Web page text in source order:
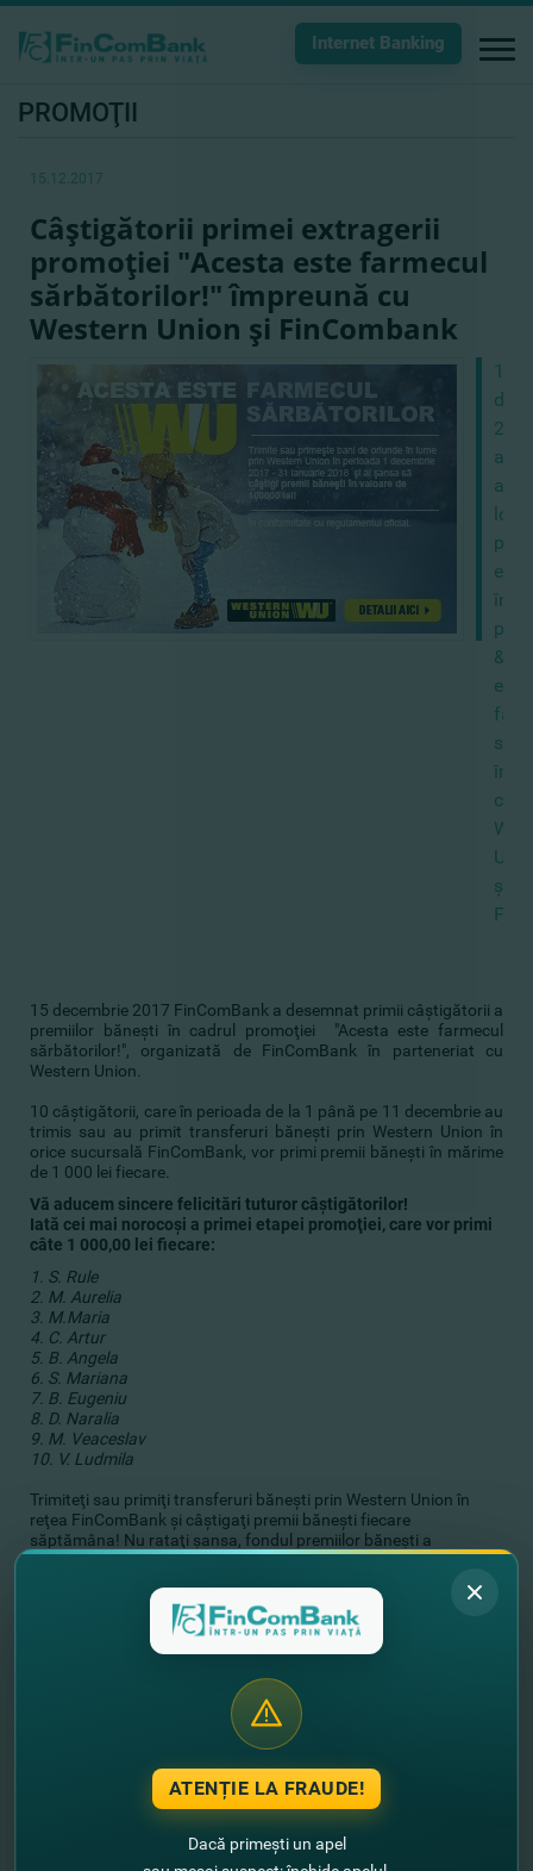
Internet Banking
PROMOŢII
15.12.2017
Câştigătorii primei extragerii
promoţiei "Acesta este farmecul
sărbătorilor!" împreună cu
Western Union şi FinCombank
15
a
avut
loc
în
este
cu
şi
15 decembrie 2017 FinComBank a desemnat primii câştigătorii a
premiilor băneşti în cadrul promoţiei "Acesta este farmecul
sărbătorilor!", organizată de FinComBank în parteneriat cu
Western Union.
10 câştigătorii, care în perioada de la 1 până pe 11 decembrie au
trimis sau au primit transferuri băneşti prin Western Union în
orice sucursală FinComBank, vor primi premii băneşti în mărime
de 1 000 lei fiecare.
Vă aducem sincere felicitări tuturor câştigătorilor!
Iată cei mai norocoşi a primei etapei promoţiei, care vor primi
câte 1 000,00 lei fiecare:
1. S. Rule
2. M. Aurelia
3. M.Maria
4. C. Artur
5. B. Angela
6. S. Mariana
7. B. Eugeniu
8. D. Naralia
9. M. Veaceslav
10. V. Ludmila
Trimiteţi sau primiţi transferuri băneşti prin Western Union în
reţea FinComBank şi câştigaţi premii băneşti fiecare
săptămâna! Nu rataţi şansa, fondul premiilor băneşti a
promoţiei este în valoare de 100 000 lei.
Condiţiile detaliate a promoţiei găsiţi aici:
https://fincombank.com/ro/special-nye-predlozenia/eto-
Alte noutăţi
ATENȚIE LA FRAUDE!
Dacă primești un apel